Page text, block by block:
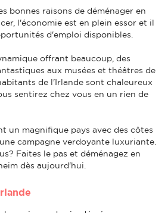
bonnes raisons de déménager en
l'économie est en plein essor et il
d'emploi disponibles.
offrant beaucoup, des
aux musées et théâtres de
de l'Irlande sont chaleureux
sentirez chez vous en un rien de
un magnifique pays avec des côtes
campagne verdoyante luxuriante.
Faites le pas et déménagez en
dès aujourd'hui.